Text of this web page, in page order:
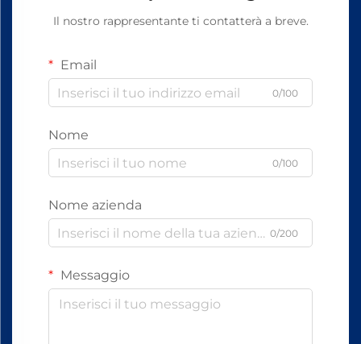
Il nostro rappresentante ti contatterà a breve.
Email
0/100
Nome
0/100
Nome azienda
0/200
Messaggio